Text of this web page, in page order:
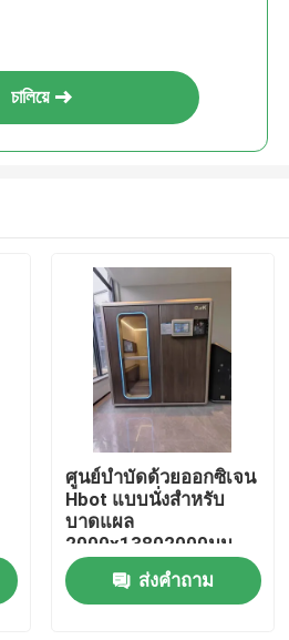
চালিয়ে
ศูนย์บำบัดด้วยออกซิเจน
Hbot แบบนั่งสำหรับ
บาดแผล
2000x13802000มม
ส่งคำถาม